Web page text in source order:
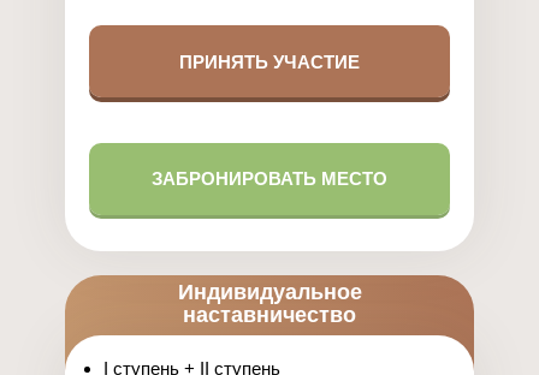
Индивидуальное
наставничество
I ступень + II ступень
ЗАБРОНИРОВАТЬ МЕСТО
ПРИНЯТЬ УЧАСТИЕ